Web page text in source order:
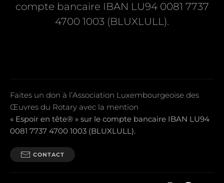
compte bancaire IBAN LU94 0081 7737
4700 1003 (BLUXLULL).
Faites un don à l’Association Luxembourgeoise des
Œuvres du Rotary avec la mention
« Espoir en tête® » sur le compte bancaire IBAN LU94
0081 7737 4700 1003 (BLUXLULL).
CONTACT